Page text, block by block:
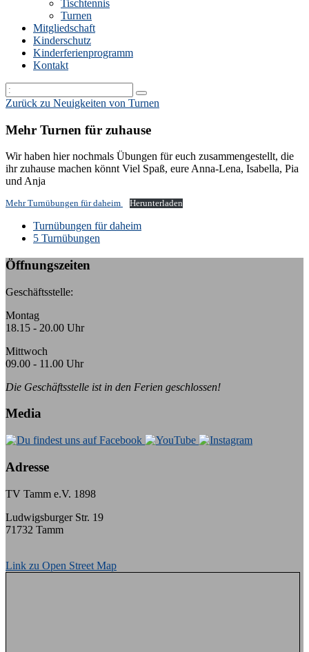
Tischtennis
Turnen
Mitgliedschaft
Kinderschutz
Kinderferienprogramm
Kontakt
Zurück zu Neuigkeiten von Turnen
Mehr Turnen für zuhause
Wir haben hier nochmals Übungen für euch zusammengestellt, die
ihr zuhause machen könnt Viel Spaß, eure Anna-Lena, Isabella, Pia
und Anja
Mehr Turnübungen für daheim Herunterladen
Turnübungen für daheim
5 Turnübungen
Öffnungszeiten
Geschäftsstelle:
Montag
18.15 - 20.00 Uhr
Mittwoch
09.00 - 11.00 Uhr
Die Geschäftsstelle ist in den Ferien geschlossen!
Media
Adresse
TV Tamm e.V. 1898
Ludwigsburger Str. 19
71732 Tamm
Link zu Open Street Map